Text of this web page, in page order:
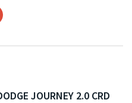
JOURNEY 2.0 CRD